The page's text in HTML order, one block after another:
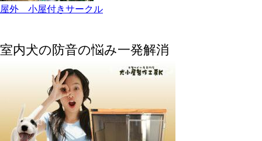
屋外 小屋付きサークル
室内犬の防音の悩み一発解消